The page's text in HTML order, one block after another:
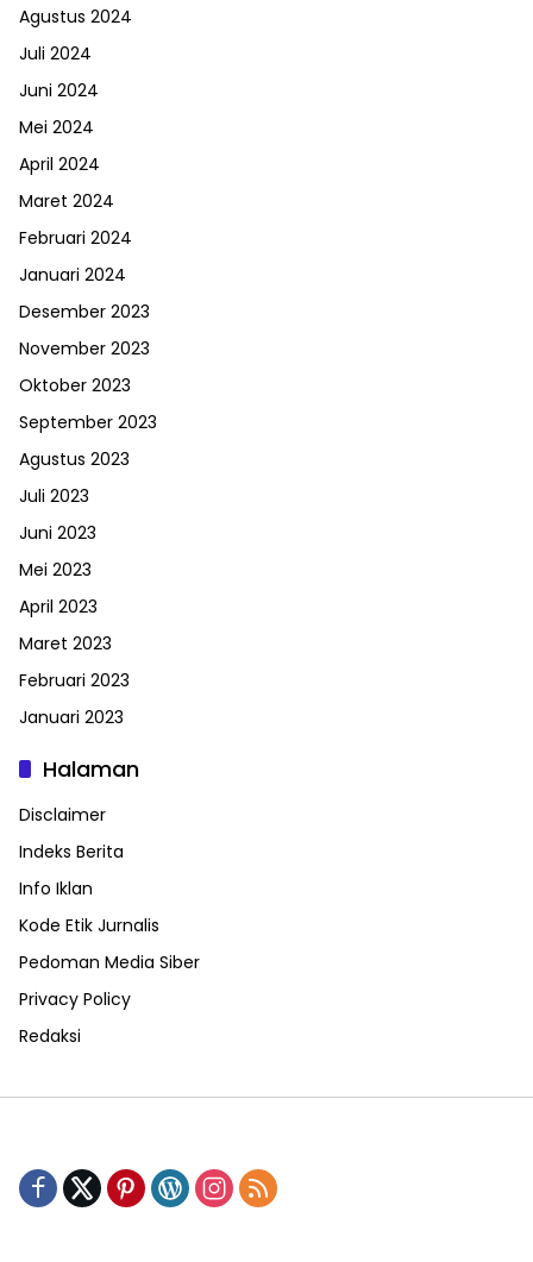
Agustus 2024
Juli 2024
Juni 2024
Mei 2024
April 2024
Maret 2024
Februari 2024
Januari 2024
Desember 2023
November 2023
Oktober 2023
September 2023
Agustus 2023
Juli 2023
Juni 2023
Mei 2023
April 2023
Maret 2023
Februari 2023
Januari 2023
Halaman
Disclaimer
Indeks Berita
Info Iklan
Kode Etik Jurnalis
Pedoman Media Siber
Privacy Policy
Redaksi